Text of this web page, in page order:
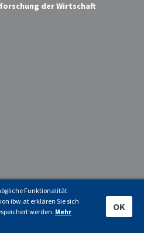
der Wirtschaft
16.00 UhrFunktionalität
ibw.at erklären Sie sich
werden. Mehr
OK